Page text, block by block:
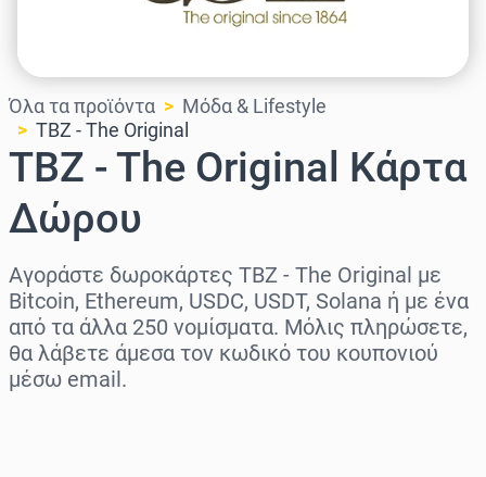
Όλα τα προϊόντα
Μόδα & Lifestyle
TBZ - The Original
TBZ - The Original Κάρτα
Δώρου
Αγοράστε δωροκάρτες TBZ - The Original με
Bitcoin, Ethereum, USDC, USDT, Solana ή με ένα
από τα άλλα 250 νομίσματα. Μόλις πληρώσετε,
θα λάβετε άμεσα τον κωδικό του κουπονιού
μέσω email.